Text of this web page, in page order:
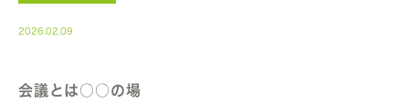
2026.02.09
会議とは○○の場